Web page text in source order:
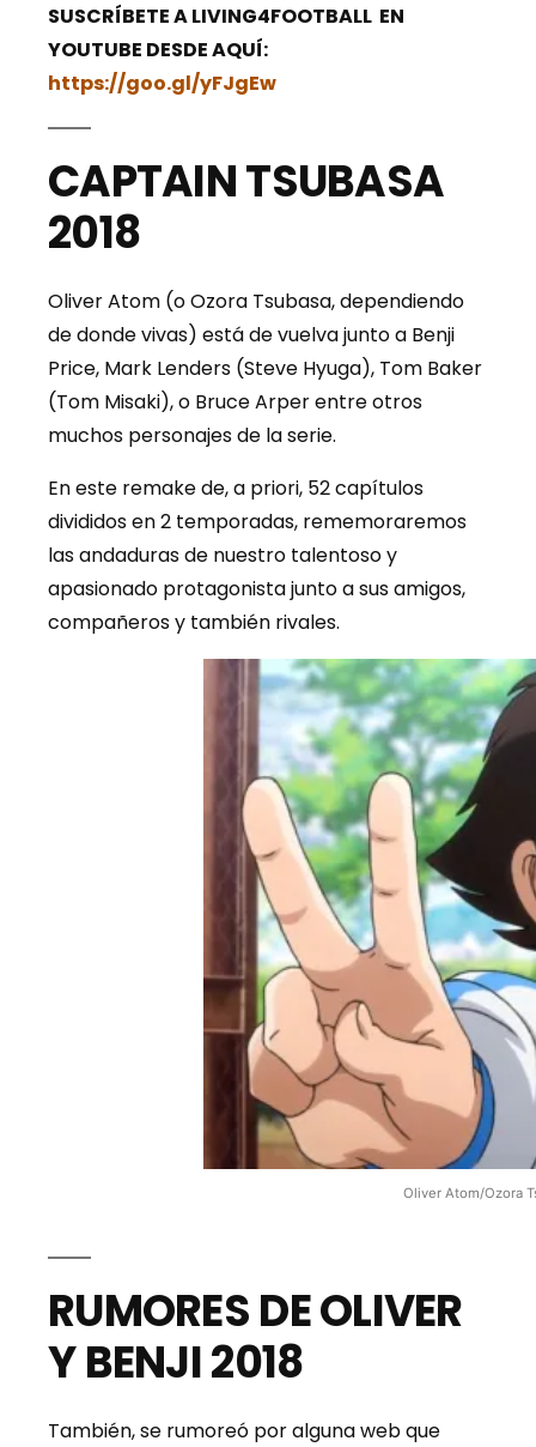
SUSCRÍBETE A LIVING4FOOTBALL EN
YOUTUBE DESDE AQUÍ:
https://goo.gl/yFJgEw
CAPTAIN TSUBASA
2018
Oliver Atom (o Ozora Tsubasa, dependiendo
de donde vivas) está de vuelva junto a Benji
Price, Mark Lenders (Steve Hyuga), Tom Baker
(Tom Misaki), o Bruce Arper entre otros
muchos personajes de la serie.
En este remake de, a priori, 52 capítulos
divididos en 2 temporadas, rememoraremos
las andaduras de nuestro talentoso y
apasionado protagonista junto a sus amigos,
compañeros y también rivales.
Oliver Atom/Ozora
RUMORES DE OLIVER
Y BENJI 2018
También, se rumoreó por alguna web que